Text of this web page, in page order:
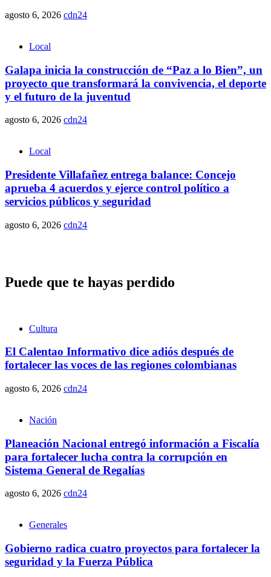
agosto 6, 2026 cdn24
Local
Galapa inicia la construcción de “Paz a lo Bien”, un
proyecto que transformará la convivencia, el deporte
y el futuro de la juventud
agosto 6, 2026 cdn24
Local
Presidente Villafañez entrega balance: Concejo
aprueba 4 acuerdos y ejerce control político a
servicios públicos y seguridad
agosto 6, 2026 cdn24
Puede que te hayas perdido
Cultura
El Calentao Informativo dice adiós después de
fortalecer las voces de las regiones colombianas
agosto 6, 2026 cdn24
Nación
Planeación Nacional entregó información a Fiscalía
para fortalecer lucha contra la corrupción en
Sistema General de Regalías
agosto 6, 2026 cdn24
Generales
Gobierno radica cuatro proyectos para fortalecer la
seguridad y la Fuerza Pública